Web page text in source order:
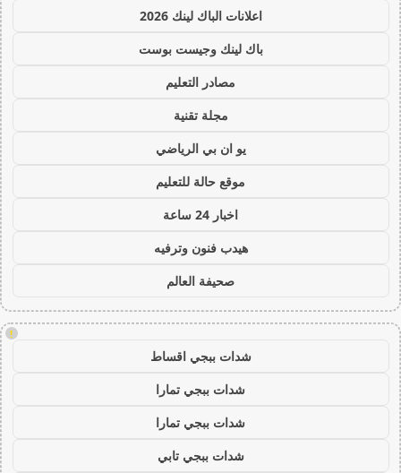
اعلانات الباك لينك 2026
باك لينك وجيست بوست
مصادر التعليم
مجلة تقنية
يو ان بي الرياضي
موقع حالة للتعليم
اخبار 24 ساعة
هيدب فنون وترفيه
صحيفة العالم
!
شدات ببجي اقساط
شدات ببجي تمارا
شدات ببجي تمارا
شدات ببجي تابي